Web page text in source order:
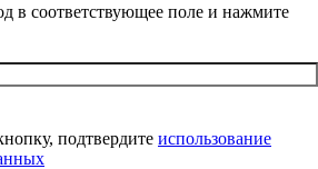
в соответствующее поле и нажмите
подтвердите использование